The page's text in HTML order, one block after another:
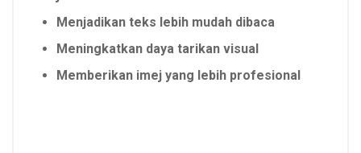
Menjadikan teks lebih mudah dibaca
Meningkatkan daya tarikan visual
Memberikan imej yang lebih profesional